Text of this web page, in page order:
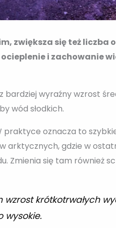
zwiększa się też liczba
i zachowanie
bardziej wyraźny wzrost
wód słodkich.
oznacza to
arktycznych, gdzie w
Zmienia się tam również
krótkotrwałych
wysokie.